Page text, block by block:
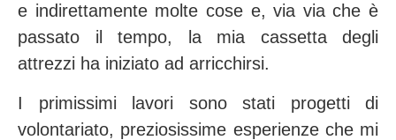
e indirettamente molte cose e, via via che è
passato il tempo, la mia cassetta degli
attrezzi ha iniziato ad arricchirsi.
I primissimi lavori sono stati progetti di
volontariato, preziosissime esperienze che mi